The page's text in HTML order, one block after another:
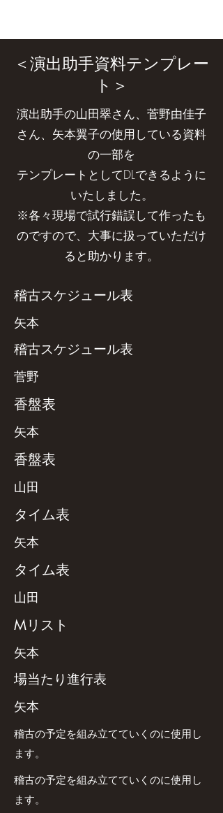
＜演出助手資料テンプレー
ト＞
演出助手の山田翠さん、菅野由佳子
さん、矢本翼子の使用している資料
の一部を
テンプレートとしてDLできるように
いたしました。
※各々現場で試行錯誤して作ったも
のですので、大事に扱っていただけ
ると助かります。
稽古スケジュール表
矢本
稽古スケジュール表
菅野
香盤表
矢本
香盤表
山田
タイム表
矢本
タイム表
山田
Mリスト
矢本
場当たり進行表
矢本
稽古の予定を組み立てていくのに使用し
ます。
稽古の予定を組み立てていくのに使用し
ます。